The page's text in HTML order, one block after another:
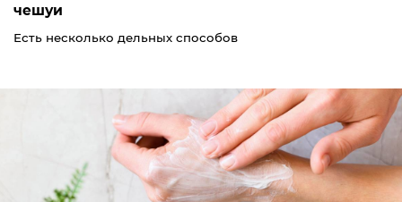
чешуи
Есть несколько дельных способов